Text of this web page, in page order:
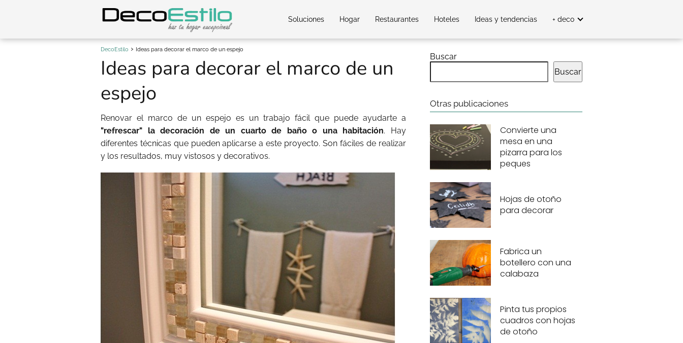
Soluciones Hogar Restaurantes Hoteles Ideas y tendencias + deco
DecoEstilo Ideas para decorar el marco de un espejo
Ideas para decorar el marco de un
espejo
Renovar el marco de un espejo es un trabajo fácil que puede ayudarte a
"refrescar" la decoración de un cuarto de baño o una habitación. Hay
diferentes técnicas que pueden aplicarse a este proyecto. Son fáciles de realizar
y los resultados, muy vistosos y decorativos.
Buscar
Buscar
Otras publicaciones
Convierte una
mesa en una
pizarra para los
peques
Hojas de otoño
para decorar
Fabrica un
botellero con una
calabaza
Pinta tus propios
cuadros con hojas
de otoño